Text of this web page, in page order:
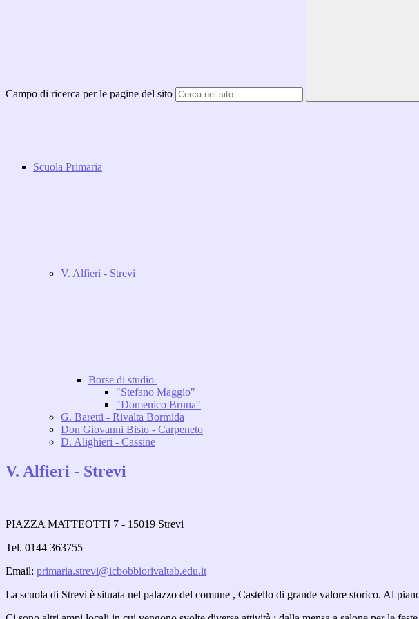
Campo di ricerca per le pagine del sito
Scuola Primaria
V. Alfieri - Strevi
Borse di studio
"Stefano Maggio"
"Domenico Bruna"
G. Baretti - Rivalta Bormida
Don Giovanni Bisio - Carpeneto
D. Alighieri - Cassine
V. Alfieri - Strevi
PIAZZA MATTEOTTI 7 - 15019 Strevi
Tel. 0144 363755
Email: primaria.strevi@icbobbiorivaltab.edu.it
La scuola di Strevi è situata nel palazzo del comune , Castello di grande valore storico. Al